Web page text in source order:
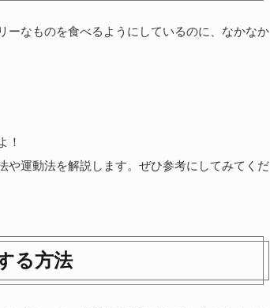
ーなものを食べるようにしているのに、なかなか
！
や運動法を解説します。ぜひ参考にしてみてくだ
る方法